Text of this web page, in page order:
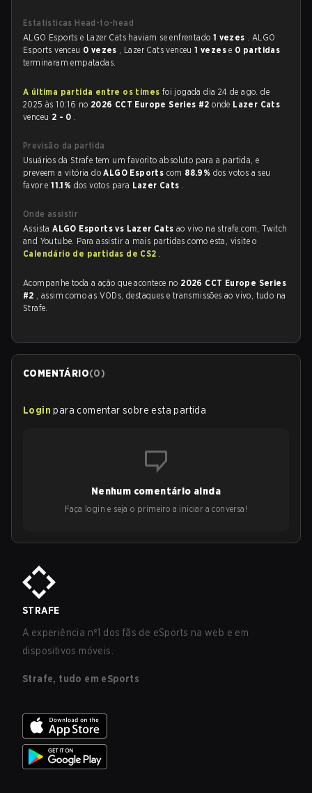
Estatísticas Head-to-head
ALGO Esports e Lazer Cats haviam se enfrentado 1 vezes . ALGO
Esports venceu 0 vezes , Lazer Cats venceu1 vezese 0 partidas
terminaram empatadas.
A última partida entre os times foi jogada dia 24 de ago. de
2025 às 10:16 no 2026 CCT Europe Series #2onde Lazer Cats
venceu 2 - 0 .
Previsão da partida
Usuários da Strafe tem um favorito absoluto para a partida, e
preveem a vitória doALGO Esports com 88.9% dos votos a seu
favor e11.1% dos votos para Lazer Cats .
Onde assistir
AssistaALGO Esports vs Lazer Catsao vivo na strafe.com, Twitch
and Youtube. Para assistir a mais partidas como esta, visite o
Calendário de partidas de CS2 .
Acompanhe toda a ação que acontece no 2026 CCT Europe Series
#2 , assim como as VODs, destaques e transmissões ao vivo, tudo na
Strafe.
COMENTÁRIO(0)
Login para comentar sobre esta partida
Nenhum comentário ainda
Faça login e seja o primeiro a iniciar a conversa!
STRAFE
A experiência nº1 dos fãs de eSports na web e em
dispositivos móveis.
Strafe, tudo em eSports